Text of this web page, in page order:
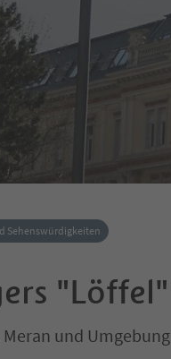
Sehenswürdigkeiten
"Löffel"
Meran und Umgebung